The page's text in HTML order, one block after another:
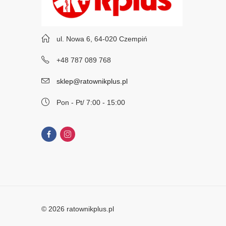
ul. Nowa 6, 64-020 Czempiń
+48 787 089 768
sklep@ratownikplus.pl
Pon - Pt/ 7:00 - 15:00
© 2026 ratownikplus.pl